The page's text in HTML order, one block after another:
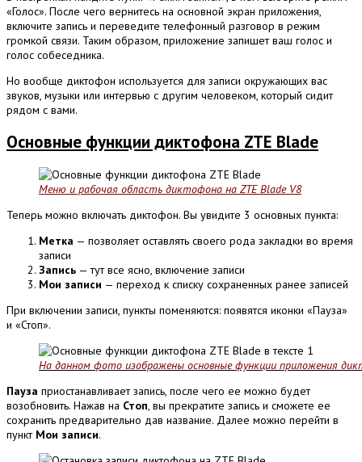
«Голос». После чего вернитесь на основной экран приложения,
включите запись и переведите телефонный разговор в режим
громкой связи. Таким образом, приложение запишет ваш голос и
голос собеседника.
Но вообще диктофон используется для записи окружающих вас
звуков, музыки или интервью с другим человеком, который сидит
рядом с вами.
Основные функции диктофона ZTE Blade
Меню и рабочая область диктофона на ZTE Blade V8
Теперь можно включать диктофон. Вы увидите 3 основных пункта:
Метка — позволяет оставлять своего рода закладки во время
записи
Запись — тут все ясно, включение записи
Мои записи — переход к списку сохраненных ранее записей
При включении записи, пункты поменяются: появятся иконки «Пауза»
и «Стоп».
На данном фото изображены основные функции приложения
Пауза приостанавливает запись, после чего ее можно будет
возобновить. Нажав на Стоп , вы прекратите запись и сможете ее
сохранить предварительно дав название. Далее можно перейти в
пункт Мои записи.